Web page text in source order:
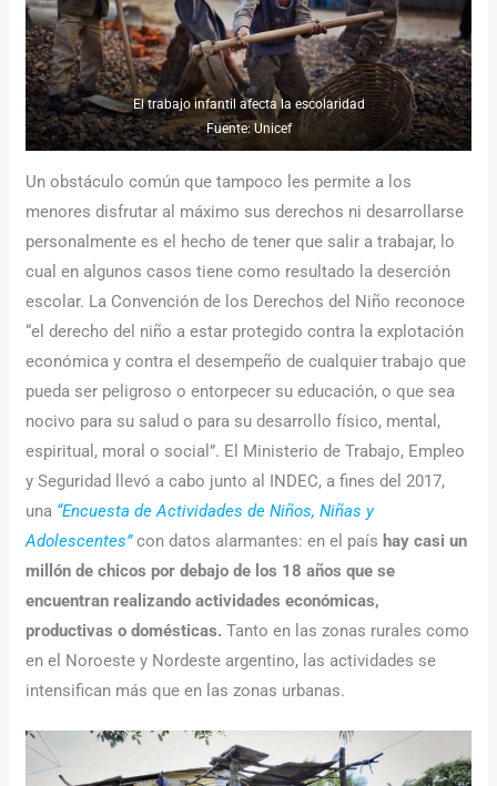
El trabajo infantil afecta la escolaridad
Fuente: Unicef
Un obstáculo común que tampoco les permite a los
menores disfrutar al máximo sus derechos ni desarrollarse
personalmente es el hecho de tener que salir a trabajar, lo
cual en algunos casos tiene como resultado la deserción
escolar. La Convención de los Derechos del Niño reconoce
“el derecho del niño a estar protegido contra la explotación
económica y contra el desempeño de cualquier trabajo que
pueda ser peligroso o entorpecer su educación, o que sea
nocivo para su salud o para su desarrollo físico, mental,
espiritual, moral o social”. El Ministerio de Trabajo, Empleo
y Seguridad llevó a cabo junto al INDEC, a fines del 2017,
una “Encuesta de Actividades de Niños, Niñas y
Adolescentes” con datos alarmantes: en el país hay casi un
millón de chicos por debajo de los 18 años que se
encuentran realizando actividades económicas,
productivas o domésticas.Tanto en las zonas rurales como
en el Noroeste y Nordeste argentino, las actividades se
intensifican más que en las zonas urbanas.